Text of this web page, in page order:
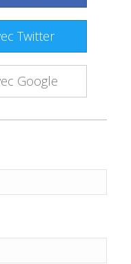
Twitter
Google